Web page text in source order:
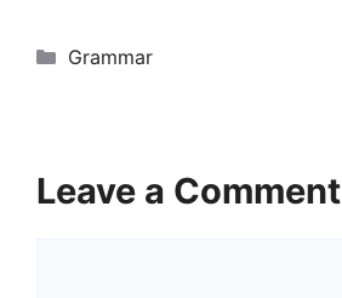
Categories
Grammar
Leave a Comment